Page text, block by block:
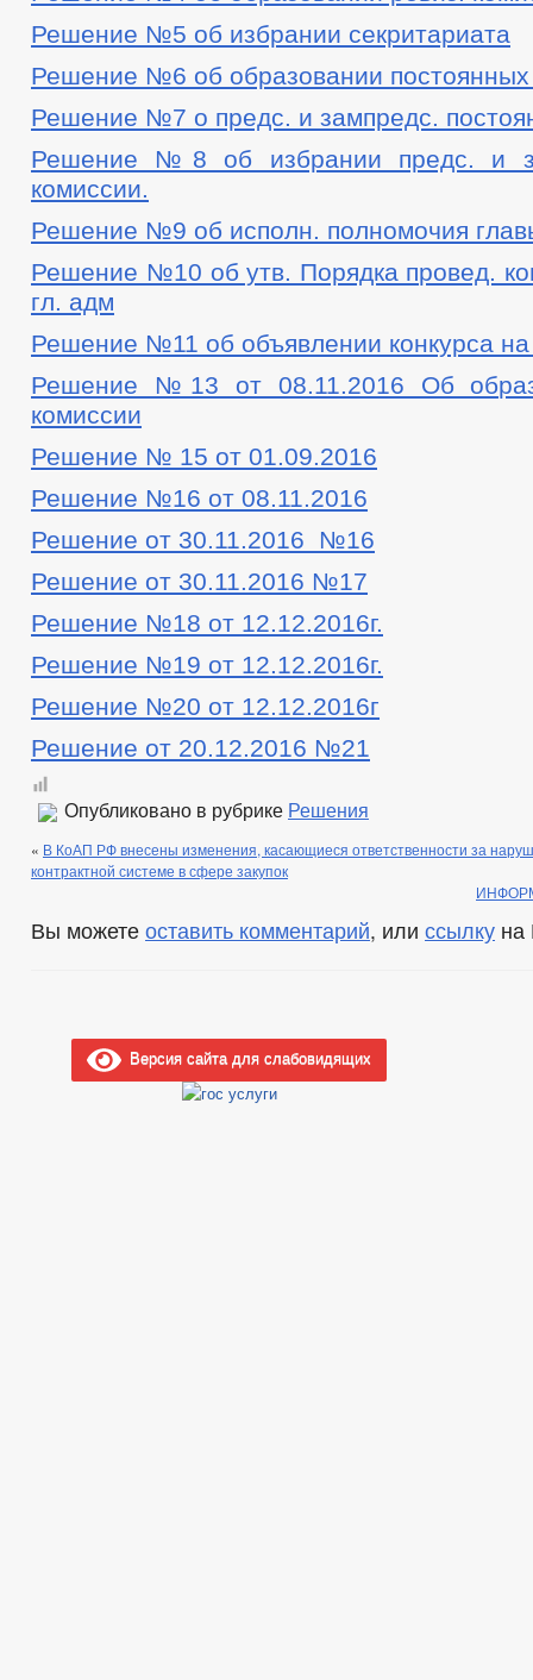
ОБРАТНАЯ СВЯЗЬ ДЛЯ СООБЩЕНИЙ О ФАКТАХ КОРРУПЦИИ
ПРАВОВЫЕ АКТЫ
УСТАВ
РЕШЕНИЯ ПО ИЗМЕНЕНИЮ УСТАВА
ЗАКОНЫ ЧЕЧЕНСКОЙ РЕСПУБЛИКИ
ФЕДЕРАЛЬНЫЕ
БЮДЖЕТ
БЮДЖЕТ ПО ГОДАМ
ОТЧЕТ ОБ ИСПОЛНЕНИИ БЮДЖЕТА
МУНИЦИПАЛЬНЫЕ УСЛУГИ
МУНИЦИПАЛЬНЫЕ УСЛУГИ
СТАНДАРТЫ МУНИЦИПАЛЬНЫХ УСЛУГ
ПРИЕМ ГРАЖДАН
ОБРАЩЕНИЕ К ГЛАВЕ
ИНТЕРНЕТ
ПОРЯДОК РАССМОТРЕНИЯ ОБРАЩЕНИЙ
Решение №5 об избрании секритариата
Решение №6 об образовании постоянных
Решение №7 о предс. и зампредс.
Решение №8 об избрании предс. и
комиссии.
Решение №9 об исполн. полномочия
Решение №10 об утв. Порядка провед.
гл. адм
Решение №11 об объявлении конкурса
Решение №13 от 08.11.2016 Об
комиссии
Решение № 15 от 01.09.2016
Решение №16 от 08.11.2016
Решение от 30.11.2016 №16
Решение от 30.11.2016 №17
Решение №18 от 12.12.2016г.
Решение №19 от 12.12.2016г.
Решение №20 от 12.12.2016г
Решение от 20.12.2016 №21
Опубликовано в рубрике Решения
« В КоАП РФ внесены изменения, касающиеся ответственности за
контрактной системе в сфере закупок
Вы можете оставить комментарий, или ссылку на
Версия сайта для слабовидящих